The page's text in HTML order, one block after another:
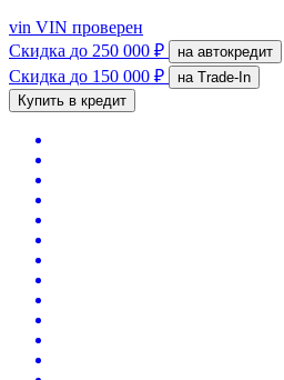
vin VIN проверен
Скидка до 250 000 ₽ на автокредит
Скидка до 150 000 ₽
на Trade-In
Купить в кредит